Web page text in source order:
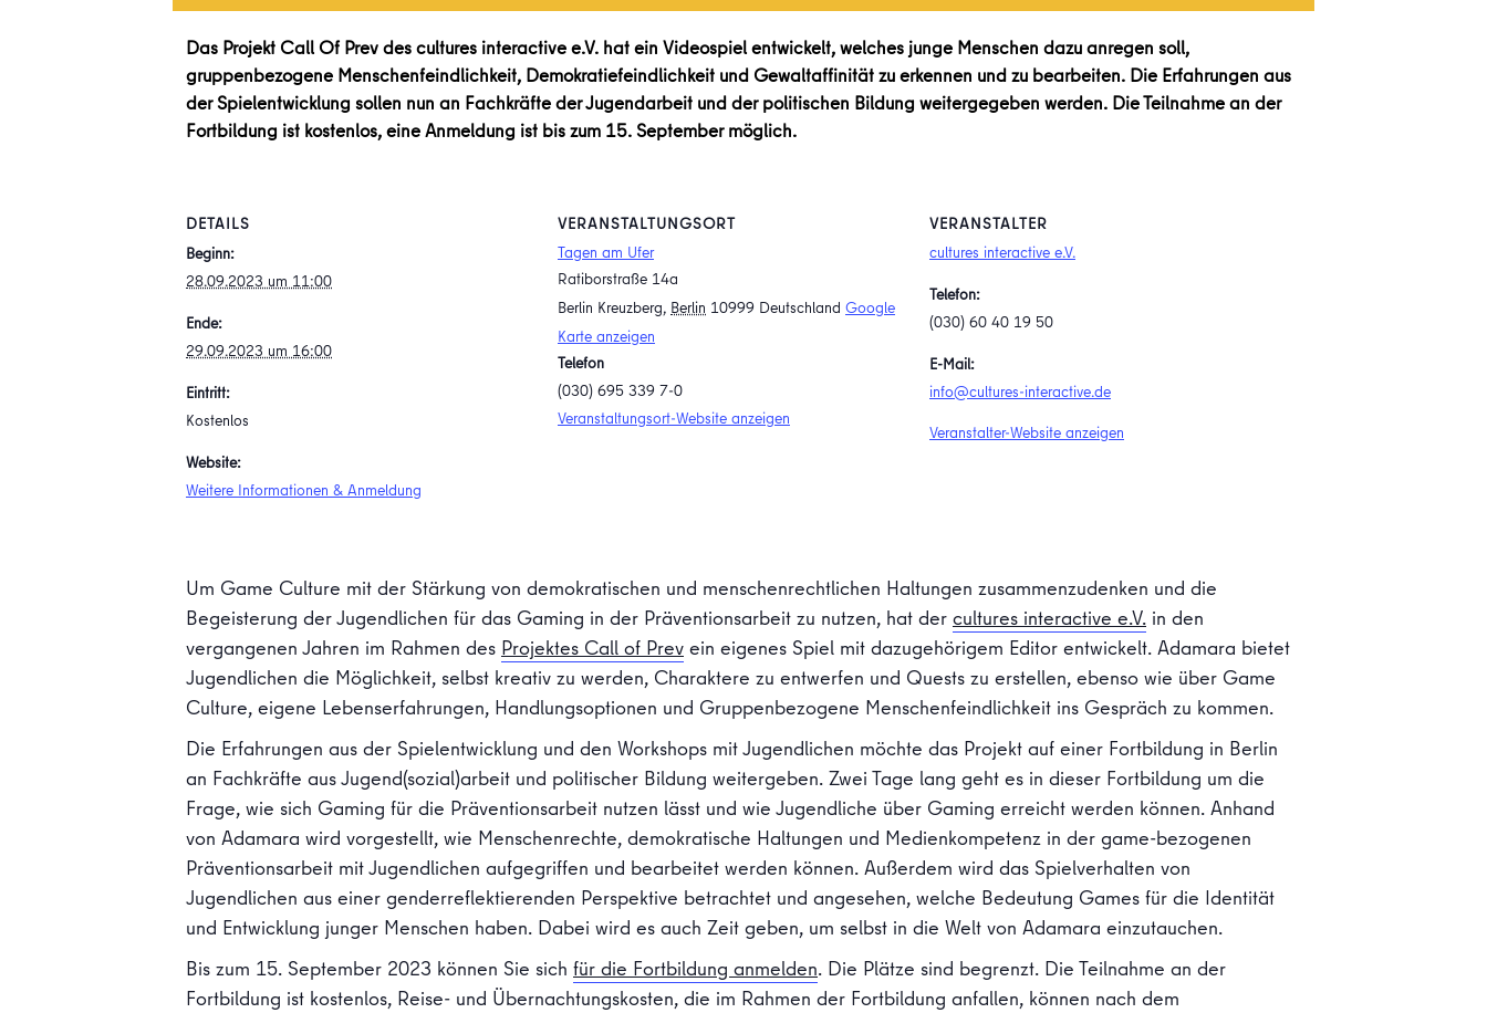
Das Projekt Call Of Prev des cultures interactive e.V. hat ein Videospiel entwickelt, welches junge Menschen dazu anregen soll,
gruppenbezogene Menschenfeindlichkeit, Demokratiefeindlichkeit und Gewaltaffinität zu erkennen und zu bearbeiten. Die Erfahrungen aus
der Spielentwicklung sollen nun an Fachkräfte der Jugendarbeit und der politischen Bildung weitergegeben werden. Die Teilnahme an der
Fortbildung ist kostenlos, eine Anmeldung ist bis zum 15. September möglich.
DETAILS
Beginn:
28.09.2023 um 11:00
Ende:
29.09.2023 um 16:00
Eintritt:
Kostenlos
Website:
Weitere Informationen & Anmeldung
VERANSTALTUNGSORT
Tagen am Ufer
Ratiborstraße 14a
Berlin Kreuzberg, Berlin 10999 Deutschland Google
Karte anzeigen
Telefon
(030) 695 339 7-0
Veranstaltungsort-Website anzeigen
VERANSTALTER
cultures interactive e.V.
Telefon:
(030) 60 40 19 50
E-Mail:
info@cultures-interactive.de
Veranstalter-Website anzeigen
Um Game Culture mit der Stärkung von demokratischen und menschenrechtlichen Haltungen zusammenzudenken und die
Begeisterung der Jugendlichen für das Gaming in der Präventionsarbeit zu nutzen, hat der cultures interactive e.V. in den
vergangenen Jahren im Rahmen des Projektes Call of Prev ein eigenes Spiel mit dazugehörigem Editor entwickelt. Adamara bietet
Jugendlichen die Möglichkeit, selbst kreativ zu werden, Charaktere zu entwerfen und Quests zu erstellen, ebenso wie über Game
Culture, eigene Lebenserfahrungen, Handlungsoptionen und Gruppenbezogene Menschenfeindlichkeit ins Gespräch zu kommen.
Die Erfahrungen aus der Spielentwicklung und den Workshops mit Jugendlichen möchte das Projekt auf einer Fortbildung in Berlin
an Fachkräfte aus Jugend(sozial)arbeit und politischer Bildung weitergeben. Zwei Tage lang geht es in dieser Fortbildung um die
Frage, wie sich Gaming für die Präventionsarbeit nutzen lässt und wie Jugendliche über Gaming erreicht werden können. Anhand
von Adamara wird vorgestellt, wie Menschenrechte, demokratische Haltungen und Medienkompetenz in der game-bezogenen
Präventionsarbeit mit Jugendlichen aufgegriffen und bearbeitet werden können. Außerdem wird das Spielverhalten von
Jugendlichen aus einer genderreflektierenden Perspektive betrachtet und angesehen, welche Bedeutung Games für die Identität
und Entwicklung junger Menschen haben. Dabei wird es auch Zeit geben, um selbst in die Welt von Adamara einzutauchen.
Bis zum 15. September 2023 können Sie sich für die Fortbildung anmelden. Die Plätze sind begrenzt. Die Teilnahme an der
Fortbildung ist kostenlos, Reise- und Übernachtungskosten, die im Rahmen der Fortbildung anfallen, können nach dem